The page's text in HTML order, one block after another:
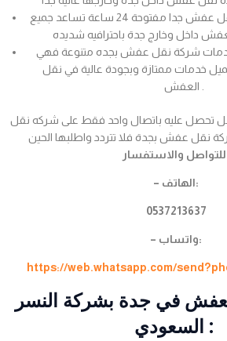
النسر السعودي شركة نقل عفش جدا مفتوحة 24 ساعة تساعد جميع
شركة نقل عفش بجده متنوعة فهي
خدمات ممتازة وبجودة عالية في نقل
تحصل عليه باتصال واحد فقط على شركه نقل
– الهاتف:
0537213637
– واتساب:
https://web.whatsapp.com/
في جدة بشركة النسر
السعودي :